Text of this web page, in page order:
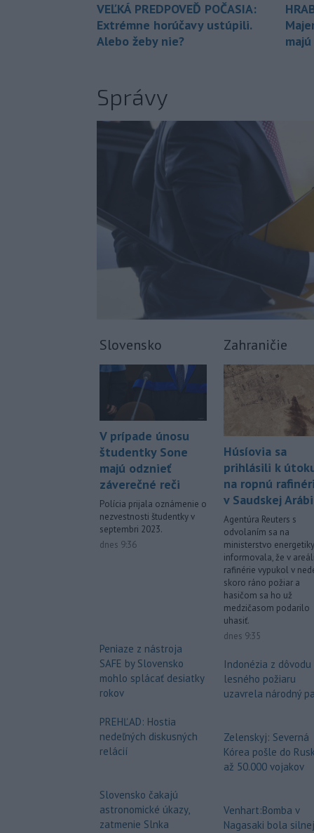
VEĽKÁ PREDPOVEĎ POČASIA:
Extrémne horúčavy ustúpili.
Alebo žeby nie?
Správy
Slovensko
V prípade únosu
študentky Sone
majú odznieť
záverečné reči
Polícia prijala oznámenie o
nezvestnosti študentky v
septembri 2023.
dnes 9:36
Peniaze z nástroja
SAFE by Slovensko
mohlo splácať desiatky
rokov
PREHĽAD: Hostia
nedeľných diskusných
relácií
Slovensko čakajú
astronomické úkazy,
zatmenie Slnka
Zahraničie
Húsíovia sa
prihlásili k
na ropnú
v Saudskej
Agentúra Reuters s
odvolaním sa na
ministerstvo energetiky
informovala, že v areáli
rafinérie vypukol v
skoro ráno požiar a
hasičom sa ho už
medzičasom podarilo
uhasiť.
dnes 9:35
Indonézia z dôvodu
lesného požiaru
uzavrela národný
Zelenskyj: Severná
Kórea pošle do
až 50.000 vojakov
Venhart:Bomba v
Nagasaki bola